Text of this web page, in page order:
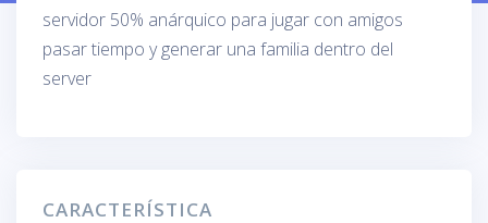
servidor 50% anárquico para jugar con amigos
pasar tiempo y generar una familia dentro del
server
CARACTERÍSTICA